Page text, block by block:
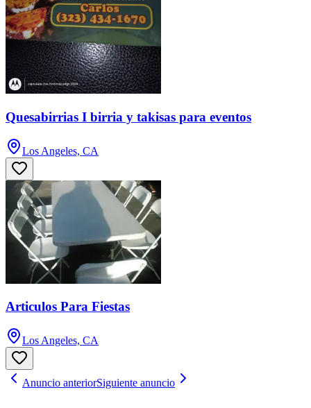
Quesabirrias I birria y takisas para eventos
Los Angeles, CA
Articulos Para Fiestas
Los Angeles, CA
Anuncio anteriorSiguiente anuncio